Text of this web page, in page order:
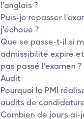
l'anglais ?
Puis-je repasser
j'échoue ?
Que se passe-t-il si
admissibilité expire
pas passé l'examen ?
Audit
Pourquoi le PMI
audits de
Combien de jours ai-